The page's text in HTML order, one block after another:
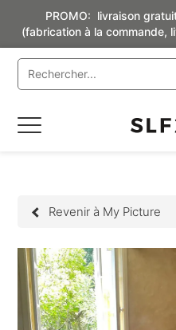
PROMO: livraison
(fabrication à la commande,
Basculer
Revenir à My Picture